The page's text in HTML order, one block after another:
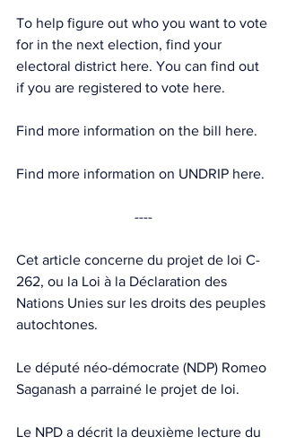
To help figure out who you want to vote
for in the next election, find your
electoral district here. You can find out
if you are registered to vote here.
Find more information on the bill here.
Find more information on UNDRIP here.
----
Cet article concerne du projet de loi C-
262, ou la Loi à la Déclaration des
Nations Unies sur les droits des peuples
autochtones.
Le député néo-démocrate (NDP) Romeo
Saganash a parrainé le projet de loi.
Le NPD a décrit la deuxième lecture du